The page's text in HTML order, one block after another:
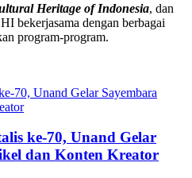
Heritage of Indonesia, dan
bekerjasama dengan berbagai
program-program.
ke-70, Unand Gelar
dan Konten Kreator